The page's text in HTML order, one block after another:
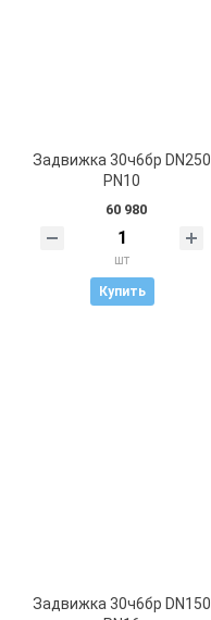
Задвижка 30ч6бр DN250
PN10
60 980
шт
Купить
Задвижка 30ч6бр DN150